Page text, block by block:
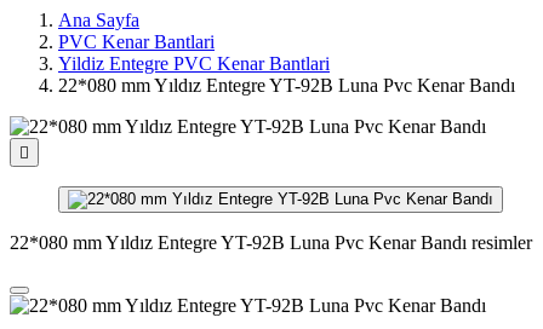
Ana Sayfa
PVC Kenar Bantlari
Yildiz Entegre PVC Kenar Bantlari
22*080 mm Yıldız Entegre YT-92B Luna Pvc Kenar Bandı

22*080 mm Yıldız Entegre YT-92B Luna Pvc Kenar Bandı resimler